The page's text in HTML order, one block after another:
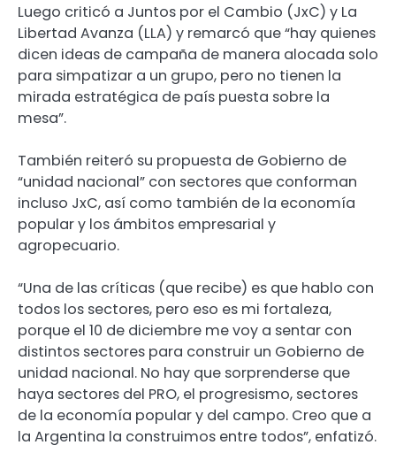
Luego criticó a Juntos por el Cambio (JxC) y La
Libertad Avanza (LLA) y remarcó que “hay quienes
dicen ideas de campaña de manera alocada solo
para simpatizar a un grupo, pero no tienen la
mirada estratégica de país puesta sobre la
mesa”.
También reiteró su propuesta de Gobierno de
“unidad nacional” con sectores que conforman
incluso JxC, así como también de la economía
popular y los ámbitos empresarial y
agropecuario.
“Una de las críticas (que recibe) es que hablo con
todos los sectores, pero eso es mi fortaleza,
porque el 10 de diciembre me voy a sentar con
distintos sectores para construir un Gobierno de
unidad nacional. No hay que sorprenderse que
haya sectores del PRO, el progresismo, sectores
de la economía popular y del campo. Creo que a
la Argentina la construimos entre todos”, enfatizó.